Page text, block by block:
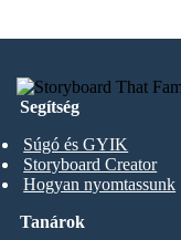
Segítség
Súgó és GYIK
Storyboard Creator
Hogyan nyomtassunk
Tanárok